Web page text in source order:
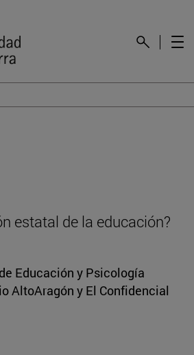
estatal de la educación?
Educación y Psicología
AltoAragón y El Confidencial